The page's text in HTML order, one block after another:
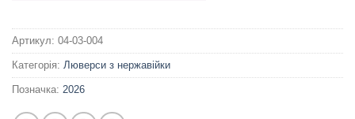
Артикул: 04-03-004
Категорія: Люверси з нержавійки
Позначка: 2026